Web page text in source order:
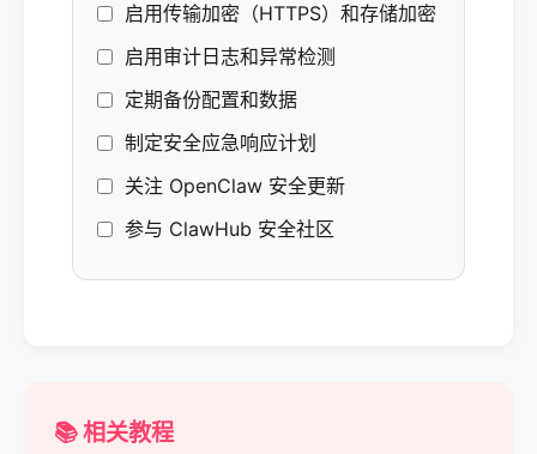
启用传输加密（HTTPS）和存储加密
启用审计日志和异常检测
定期备份配置和数据
制定安全应急响应计划
关注 OpenClaw 安全更新
参与 ClawHub 安全社区
📚 相关教程